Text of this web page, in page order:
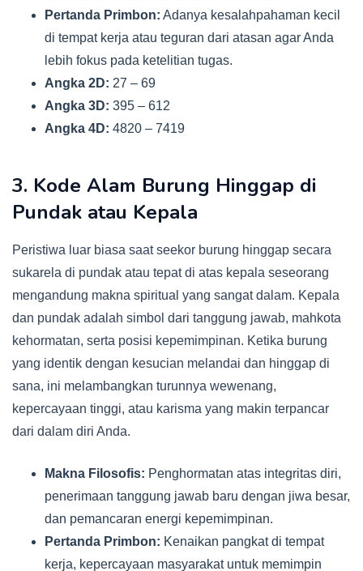
Pertanda Primbon: Adanya kesalahpahaman kecil
di tempat kerja atau teguran dari atasan agar Anda
lebih fokus pada ketelitian tugas.
Angka 2D: 27 – 69
Angka 3D: 395 – 612
Angka 4D: 4820 – 7419
3. Kode Alam Burung Hinggap di
Pundak atau Kepala
Peristiwa luar biasa saat seekor burung hinggap secara
sukarela di pundak atau tepat di atas kepala seseorang
mengandung makna spiritual yang sangat dalam. Kepala
dan pundak adalah simbol dari tanggung jawab, mahkota
kehormatan, serta posisi kepemimpinan. Ketika burung
yang identik dengan kesucian melandai dan hinggap di
sana, ini melambangkan turunnya wewenang,
kepercayaan tinggi, atau karisma yang makin terpancar
dari dalam diri Anda.
Makna Filosofis: Penghormatan atas integritas diri,
penerimaan tanggung jawab baru dengan jiwa besar,
dan pemancaran energi kepemimpinan.
Pertanda Primbon: Kenaikan pangkat di tempat
kerja, kepercayaan masyarakat untuk memimpin